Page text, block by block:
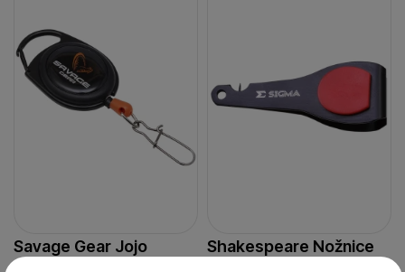
Savage Gear Jojo
Shakespeare Nožnice